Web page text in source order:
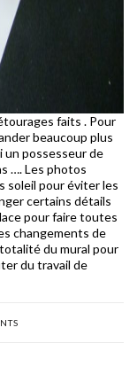
faits . Pour
beaucoup plus
un possesseur de
…. Les photos
soleil pour éviter les
certains détails
pour faire toutes
changements de
du mural pour
du travail de